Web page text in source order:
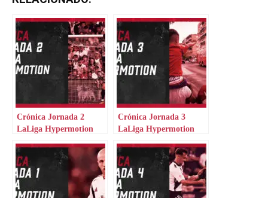
Crónica Jornada 2
LaLiga Hypermotion
Crónica Jornada 3
LaLiga Hypermotion